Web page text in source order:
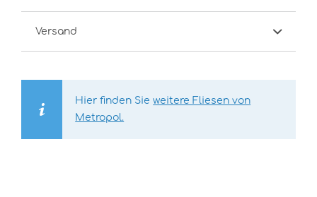
Versand
Hier finden Sieweitere Fliesen von
Metropol.